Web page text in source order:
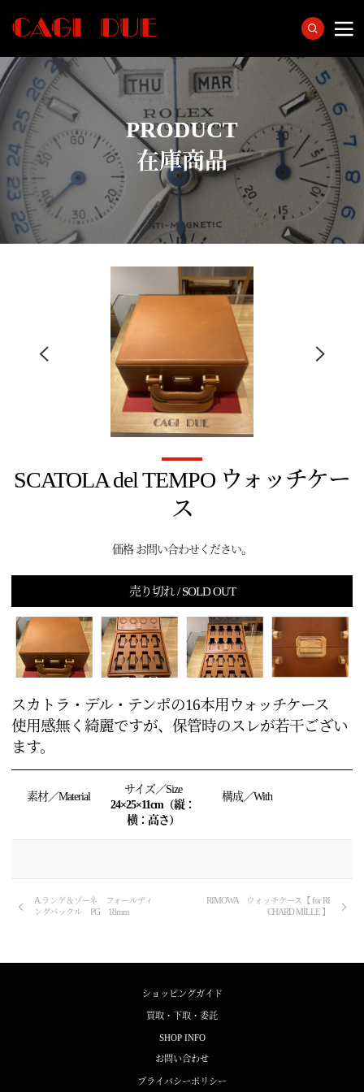
PRODUCT
在庫商品
SCATOLA del TEMPO ウォッチケー
ス
価格 お問い合わせください。
売り切れ / SOLD OUT
スカトラ・デル・テンポの16本用ウォッチケース
使用感無く綺麗ですが、保管時のスレが若干ござい
ます。
素材／Material
サイズ／Size
24×25×11cm（縦：
横：高さ）
構成／With
A.ランゲ＆ゾーネ フォールディ
ングバックル PG 18mm
RIMOWA ウォッチケース【 for RI
CHARD MILLE 】
ショッピングガイド
買取・下取・委託
SHOP INFO
お問い合わせ
プライバシーポリシー